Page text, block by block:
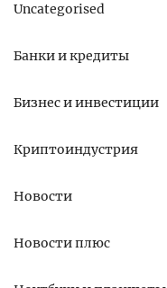
Uncategorised
Банки и кредиты
Бизнес и инвестиции
Криптоиндустрия
Новости
Новости плюс